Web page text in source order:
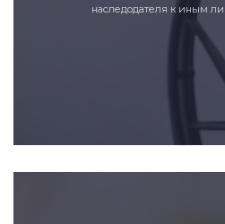
наследодателя к иным